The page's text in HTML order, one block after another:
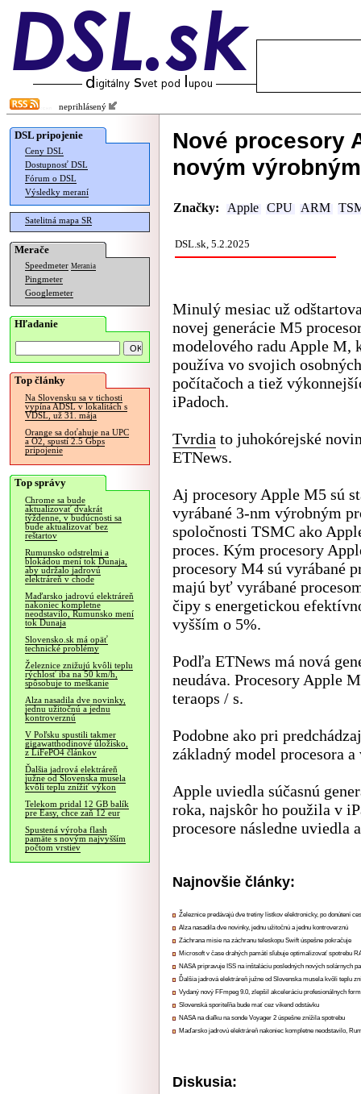
neprihlásený
DSL pripojenie
Ceny DSL
Dostupnosť DSL
Fórum o DSL
Výsledky meraní
Satelitná mapa SR
Merače
Speedmeter Merania
Pingmeter
Googlemeter
Hľadanie
Top články
Na Slovensku sa v tichosti
vypína ADSL v lokalitách s
VDSL, už 31. mája
Orange sa doťahuje na UPC
a O2, spustí 2.5 Gbps
pripojenie
Top správy
Chrome sa bude
aktualizovať dvakrát
týždenne, v budúcnosti sa
bude aktualizovať bez
reštartov
Rumunsko odstrelmi a
blokádou mení tok Dunaja,
aby udržalo jadrovú
elektráreň v chode
Maďarsko jadrovú elektráreň
nakoniec kompletne
neodstavilo, Rumunsko mení
tok Dunaja
Slovensko.sk má opäť
technické problémy
Železnice znižujú kvôli teplu
rýchlosť iba na 50 km/h,
spôsobuje to meškanie
Alza nasadila dve novinky,
jednu užitočnú a jednu
kontroverznú
V Poľsku spustili takmer
gigawatthodinové úložisko,
z LiFePO4 článkov
Ďalšia jadrová elektráreň
južne od Slovenska musela
kvôli teplu znížiť výkon
Telekom pridal 12 GB balík
pre Easy, chce zaň 12 eur
Spustená výroba flash
pamäte s novým najvyšším
počtom vrstiev
Nové procesory
novým
Značky: Apple CPU ARM
DSL.sk, 5.2.2025
Minulý mesiac už
novej generácie M5
modelového radu Apple M,
používa vo svojich osobných
počítačoch a tiež
iPadoch.
Tvrdia to juhokórejské
ETNews.
Aj procesory Apple M5 sú
vyrábané 3-nm výrobným
spoločnosti TSMC ako
proces. Kým procesory
procesory M4 sú vyrábané
majú byť vyrábané
čipy s energetickou
vyšším o 5%.
Podľa ETNews má nová
neudáva. Procesory Apple
teraops / s.
Podobne ako pri
základný model procesora
Apple uviedla súčasnú
roka, najskôr ho použila v
procesore následne uviedla
Najnovšie články:
Železnice predávajú dve tretiny lístkov elektronicky, po donútení
Alza nasadila dve novinky, jednu užitočnú a jednu kontroverznú
Záchrana misie na záchranu teleskopu Swift úspešne pokračuje
Microsoft v čase drahých pamätí sľubuje optimalizovať spotrebu
NASA pripravuje ISS na inštaláciu posledných nových solárnych
Ďalšia jadrová elektráreň južne od Slovenska musela kvôli teplu
Vydaný nový FFmpeg 9.0, zlepšil akceleráciu profesionálnych
Slovenská sporiteľňa bude mať cez víkend odstávku
NASA na diaľku na sonde Voyager 2 úspešne znížila spotrebu
Maďarsko jadrovú elektráreň nakoniec kompletne neodstavilo,
Diskusia: